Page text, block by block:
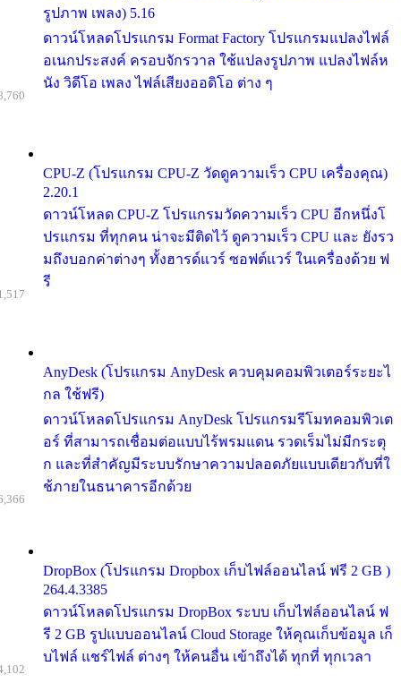
รูปภาพ เพลง) 5.16
ดาวน์โหลดโปรแกรม Format Factory โปรแกรมแปลงไฟล์
อเนกประสงค์ ครอบจักรวาล ใช้แปลงรูปภาพ แปลงไฟล์ห
นัง วิดีโอ เพลง ไฟล์เสียงออดิโอ ต่าง ๆ
CPU-Z (โปรแกรม CPU-Z วัดดูความเร็ว CPU เครื่องคุณ)
2.20.1
ดาวน์โหลด CPU-Z โปรแกรมวัดความเร็ว CPU อีกหนึ่งโ
ปรแกรม ที่ทุกคน น่าจะมีติดไว้ ดูความเร็ว CPU และ ยังรว
มถึงบอกค่าต่างๆ ทั้งฮารด์แวร์ ซอฟต์แวร์ ในเครื่องด้วย ฟ
รี
AnyDesk (โปรแกรม AnyDesk ควบคุมคอมพิวเตอร์ระยะไ
กล ใช้ฟรี)
ดาวน์โหลดโปรแกรม AnyDesk โปรแกรมรีโมทคอมพิวเต
อร์ ที่สามารถเชื่อมต่อแบบไร้พรมแดน รวดเร็มไม่มีกระตุ
ก และที่สำคัญมีระบบรักษาความปลอดภัยแบบเดียวกับที่ใ
ช้ภายในธนาคารอีกด้วย
DropBox (โปรแกรม Dropbox เก็บไฟล์ออนไลน์ ฟรี 2 GB )
264.4.3385
ดาวน์โหลดโปรแกรม DropBox ระบบ เก็บไฟล์ออนไลน์ ฟ
รี 2 GB รูปแบบออนไลน์ Cloud Storage ให้คุณเก็บข้อมูล เก็
บไฟล์ แชร์ไฟล์ ต่างๆ ให้คนอื่น เข้าถึงได้ ทุกที่ ทุกเวลา